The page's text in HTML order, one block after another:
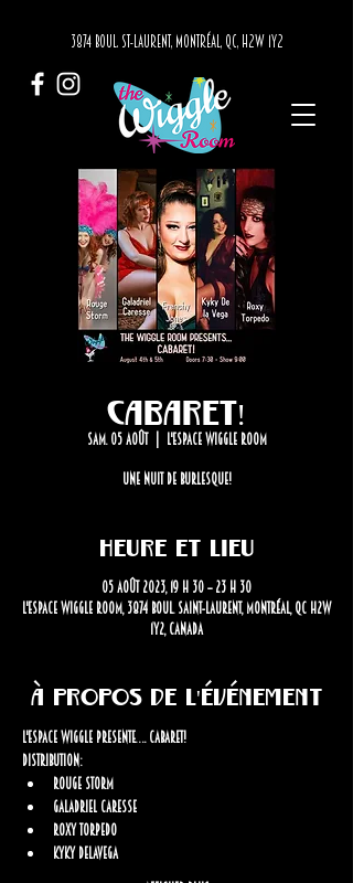
3874 BOUL. ST-LAURENT, MONTRÉAL, QC, H2W 1Y2
Cabaret!
sam. 05 août
  |
L'Espace Wiggle Room
Une nuit de Burlesque!
Heure et lieu
05 août 2023, 19 h 30 – 23 h 30
L'Espace Wiggle Room, 3874 Boul. Saint-Laurent, Montréal, QC H2W
1Y2, Canada
À propos de l'événement
L'espace Wiggle presente…. Cabaret!
Distribution:
Rouge Storm
Galadriel Caresse
Roxy Torpedo
KyKy Delavega